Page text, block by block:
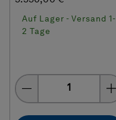
Auf Lager - Versand 1-
2 Tage